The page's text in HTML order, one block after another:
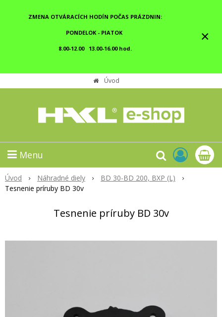
ZMENA OTVÁRACÍCH HODÍN POČAS PRÁZDNIN:
PONDELOK - PIATOK
8.00-12.00 13.00-16.00 hod.
×
Úvod
Menu
Úvod Náhradné diely
BD 30-BD 200, BXP (L)
Tesnenie príruby BD 30v
Tesnenie príruby BD 30v